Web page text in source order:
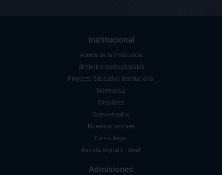
Institucional
Acerca de la Institución
Símbolos institucionales
Proyecto Educativo Institucional
Normativa
Circulares
Comunicados
Nuestros rectores
Cómo llegar
Revista digital El Ideal
Admisiones